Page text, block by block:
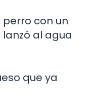
con un
al agua
que ya